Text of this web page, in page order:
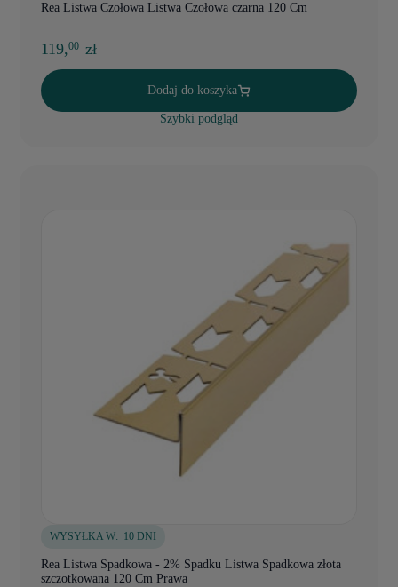
Rea Listwa Czołowa Listwa Czołowa czarna 120 Cm
119,00 zł
Dodaj do koszyka
Szybki podgląd
WYSYŁKA W: 10 DNI
Rea Listwa Spadkowa - 2% Spadku Listwa Spadkowa złota
szczotkowana 120 Cm Prawa